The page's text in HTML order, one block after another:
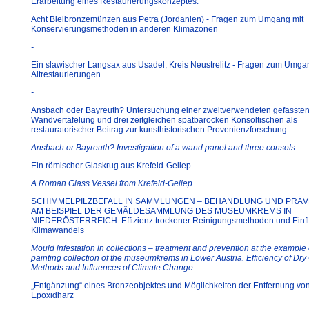
Acht Bleibronzemünzen aus Petra (Jordanien) - Fragen zum Umgang mit
Konservierungsmethoden in anderen Klimazonen
-
Ein slawischer Langsax aus Usadel, Kreis Neustrelitz - Fragen zum
Altrestaurierungen
-
Ansbach oder Bayreuth? Untersuchung einer zweitverwendeten gefassten
Wandvertäfelung und drei zeitgleichen spätbarocken Konsoltischen als
restauratorischer Beitrag zur kunsthistorischen Provenienzforschung
Ansbach or Bayreuth? Investigation of a wand panel and three consols
Ein römischer Glaskrug aus Krefeld-Gellep
A Roman Glass Vessel from Krefeld-Gellep
SCHIMMELPILZBEFALL IN SAMMLUNGEN – BEHANDLUNG UND
AM BEISPIEL DER GEMÄLDESAMMLUNG DES MUSEUMKREMS IN
NIEDERÖSTERREICH. Effizienz trockener Reinigungsmethoden und
Klimawandels
Mould infestation in collections – treatment and prevention at the example
painting collection of the museumkrems in Lower Austria. Efficiency of
Methods and Influences of Climate Change
„Entgänzung“ eines Bronzeobjektes und Möglichkeiten der Entfernung
Epoxidharz